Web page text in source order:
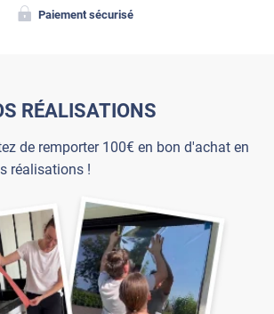
Paiement sécurisé
RÉALISATIONS
de remporter 100€ en bon d'achat en
réalisations !